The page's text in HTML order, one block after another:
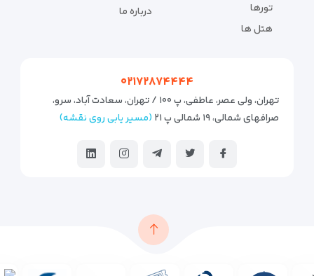
تورها
هتل ها
درباره ما
۰۲۱۷۲۸۷۴۴۴۴
تهران، ولی عصر، عاطفی، پ ۱۰۰ / تهران، سعادت آباد، سرو،
صرافهای شمالی، ۱۹ شمالی پ ۲۱
(مسیر یابی روی نقشه)